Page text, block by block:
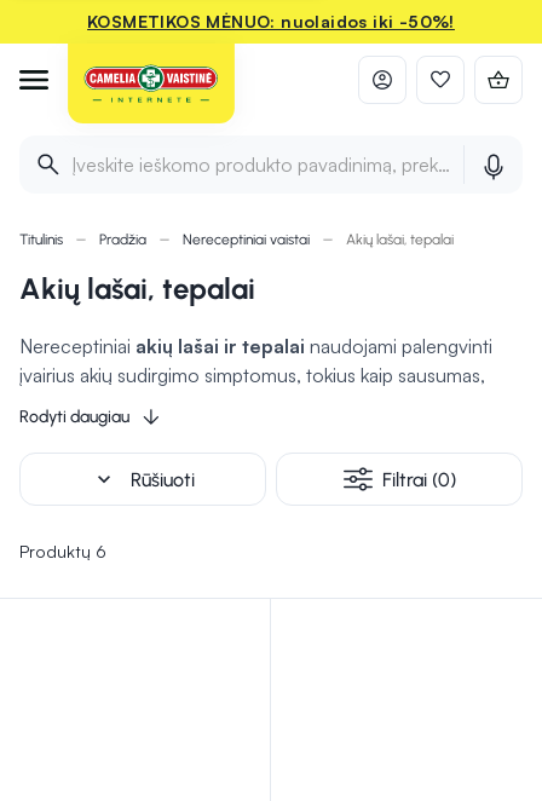
KOSMETIKOS MĖNUO: nuolaidos iki -50%!
Įveskite ieškomo produkto pavadinimą, prekės ženklą ir
Titulinis Pradžia Nereceptiniai vaistai Akių lašai, tepalai
Akių lašai, tepalai
Nereceptiniai akių lašai ir tepalai naudojami palengvinti
įvairius akių sudirgimo simptomus, tokius kaip sausumas,
paraudimas, niežulys ar perštėjimas.
gali padėti drėkinti akis ir mažinti sausų akių sindromą.
Tepalai gali būti naudojami ilgalaikiam akių drėkinimui arba
kaip apsauga nuo dirgiklių, ypač naktį. Kai kurie tepalai
uždegimus.
Rodyti daugiau
expand_more Rūšiuoti Filtrai (0)
Produktų 6